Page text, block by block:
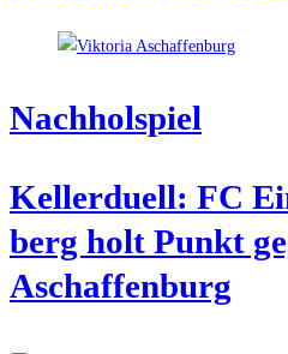
Nach­hol­spiel
Kel­ler­du­ell: FC
berg holt Punkt
Aschaffenburg